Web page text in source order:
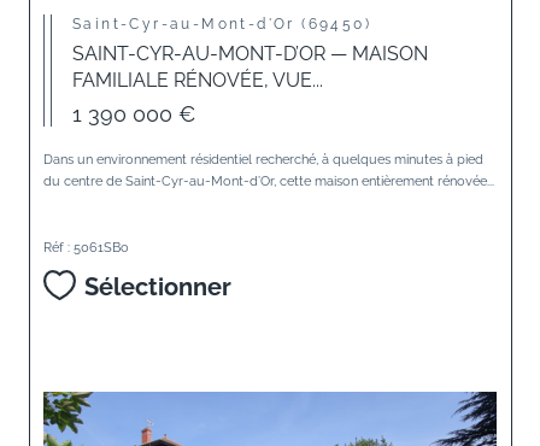
Saint-Cyr-au-Mont-d'Or (69450)
SAINT-CYR-AU-MONT-D’OR — MAISON
FAMILIALE RÉNOVÉE, VUE...
1 390 000 €
Dans un environnement résidentiel recherché, à quelques minutes à pied
du centre de Saint-Cyr-au-Mont-d’Or, cette maison entièrement rénovée...
Réf : 5061SBo
Sélectionner